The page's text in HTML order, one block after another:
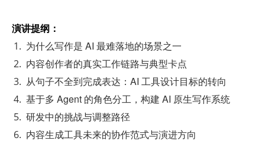
演讲提纲：
为什么写作是 AI 最难落地的场景之一
内容创作者的真实工作链路与典型卡点
从句子不全到完成表达：AI 工具设计目标的转向
基于多 Agent 的角色分工，构建 AI 原生写作系统
研发中的挑战与调整路径
内容生成工具未来的协作范式与演进方向